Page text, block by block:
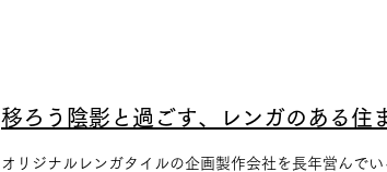
移ろう陰影と過ごす、レンガのある住
オリジナルレンガタイルの企画製作会社を長年営んでい